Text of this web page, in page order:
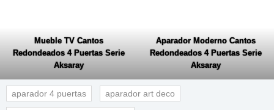
Mueble TV Cantos
Redondeados 4 Puertas Serie
Aksaray
Aparador Moderno Cantos
Redondeados 4 Puertas Serie
Aksaray
aparador 4 puertas aparador art deco